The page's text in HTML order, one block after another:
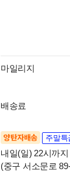
마일리지
배송료
양탄자배송 주말특
내일(일) 22시까
(중구 서소문로